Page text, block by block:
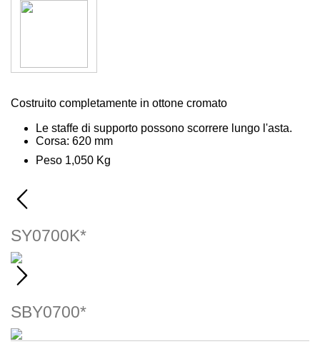
Costruito completamente in ottone cromato
Le staffe di supporto possono scorrere lungo l'asta.
Corsa: 620 mm
Peso 1,050 Kg
SY0700K*
SBY0700*